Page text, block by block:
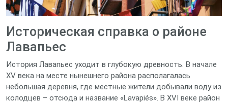
Историческая справка о районе
Лавапьес
История Лавапьес уходит в глубокую древность. В начале
XV века на месте нынешнего района располагалась
небольшая деревня, где местные жители добывали воду из
колодцев – отсюда и название «Lavapiés». В XVI веке район